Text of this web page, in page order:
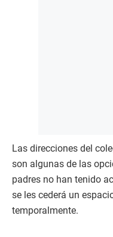
Las direcciones del
son algunas de las
padres no han tenido
se les cederá un
temporalmente.